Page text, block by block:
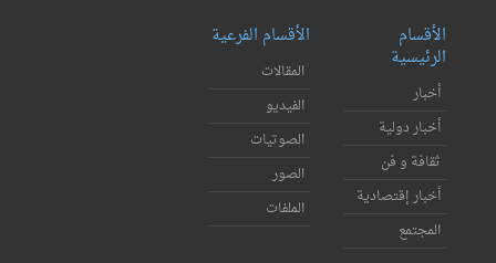
الأقسام
الرئيسية
أخبار
أخبار دولية
ثقافة و فن
أخبار إقتصادية
المجتمع
الأقسام الفرعية
المقالات
الفيديو
الصوتيات
الصور
الملفات